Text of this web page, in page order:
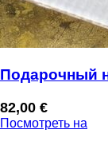
Подарочный
82,00 €
Посмотреть на